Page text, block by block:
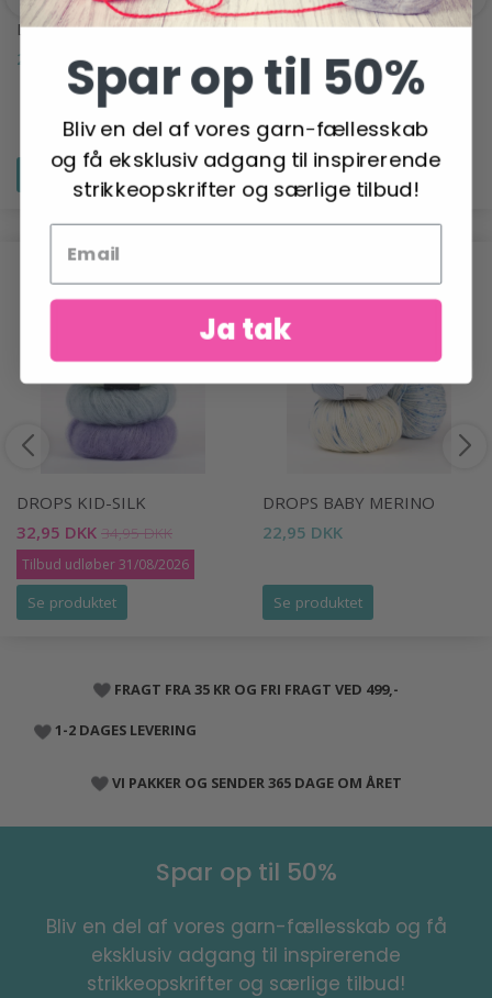
LINDEHOBBY COTTON 6/4
20,50 DKK
Se produktet
LINDEHOBBY BLOOM 8/8
MERCERIZED COTTON
14,95 DKK 29,95 DKK
Se produktet
DROPS KID-SILK
32,95 DKK 34,95 DKK
Tilbud udløber 31/08/2026
Se produktet
DROPS BABY MERINO
22,95 DKK
Se produktet
FRAGT FRA 35 KR OG FRI FRAGT VED 499,-
1-2 DAGES LEVERING
VI PAKKER OG SENDER 365 DAGE OM ÅRET
Spar op til 50%
Bliv en del af vores garn-fællesskab og få
eksklusiv adgang til inspirerende
strikkeopskrifter og særlige tilbud!
Spar op til 50%
Bliv en del af vores garn-fællesskab
og få eksklusiv adgang til inspirerende
strikkeopskrifter og særlige tilbud!
Ja tak